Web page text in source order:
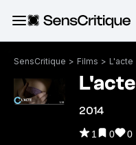
SensCritique > Films > L'acte
L'acte
2014
1 0 0